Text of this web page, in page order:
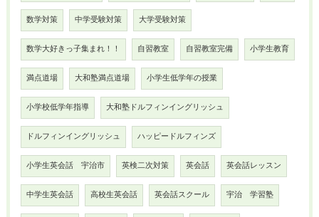
数学対策 中学受験対策 大学受験対策
数学大好きっ子集まれ！！ 自習教室 自習教室完備 小学生教育
満点道場 大和塾満点道場 小学生低学年の授業
小学校低学年指導 大和塾ドルフィンイングリッシュ
ドルフィンイングリッシュ ハッピードルフィンズ
小学生英会話 宇治市 英検二次対策 英会話 英会話レッスン
中学生英会話 高校生英会話 英会話スクール 宇治 学習塾